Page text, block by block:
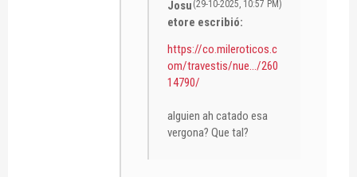
(29-10-2025, 10:57 PM)
Josu
etore escribió:
https://co.mileroticos.c
om/travestis/nue.../260
14790/
alguien ah catado esa
vergona? Que tal?